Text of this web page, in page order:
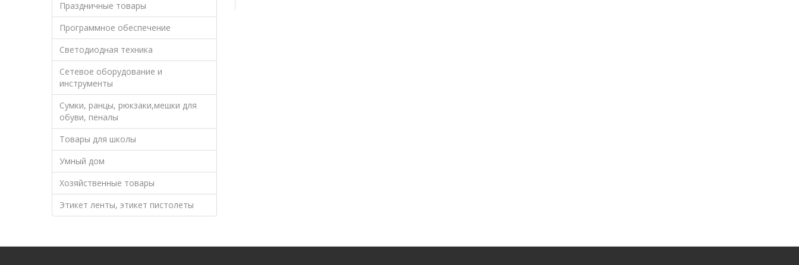
Праздничные товары
Программное обеспечение
Светодиодная техника
Сетевое оборудование и
инструменты
Сумки, ранцы, рюкзаки,мешки для
обуви, пеналы
Товары для школы
Умный дом
Хозяйственные товары
Этикет ленты, этикет пистолеты